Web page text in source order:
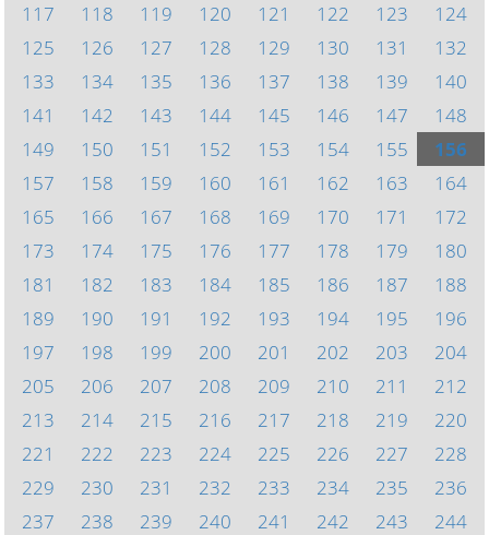
117
118 119 120 121 122 123
124
125
126 127 128 129 130 131
132
133
134 135 136 137 138 139
140
141
142 143 144 145 146 147
148
149
150 151 152 153 154 155
156
157
158 159 160 161 162 163
164
165
166 167 168 169 170 171
172
173
174 175 176 177 178 179
180
181
182 183 184 185 186 187
188
189
190 191 192 193 194 195
196
197
198 199 200 201 202 203
204
205
206 207 208 209 210 211
212
213
214 215 216 217 218 219
220
221
222 223 224 225 226 227
228
229
230 231 232 233 234 235
236
237
238 239 240 241 242 243
244